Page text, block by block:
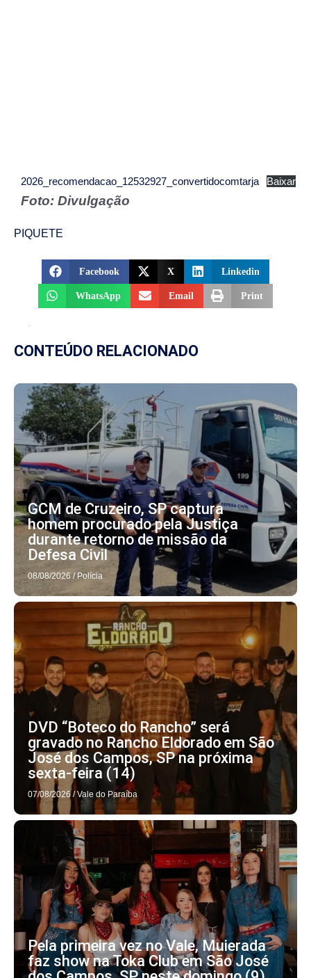
2026_recomendacao_12532927_convertidocomtarja Baixar
Foto: Divulgação
PIQUETE
Facebook X Linkedin
WhatsApp Email Print
CONTEÚDO RELACIONADO
GCM de Cruzeiro, SP captura
homem procurado pela Justiça
durante retorno de missão da
Defesa Civil
08/08/2026 / Polícia
DVD “Boteco do Rancho” será
gravado no Rancho Eldorado em São
José dos Campos, SP na próxima
sexta-feira (14)
07/08/2026 / Vale do Paraíba
Pela primeira vez no Vale, Muierada
faz show na Toka Club em São José